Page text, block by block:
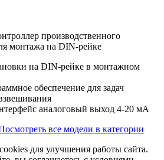
производственного
монтажа на DIN-рейке
на DIN-рейке в монтажном
обеспечение для задач
аналоговый выход 4-20 мА
все модели в категории
для улучшения работы сайта.